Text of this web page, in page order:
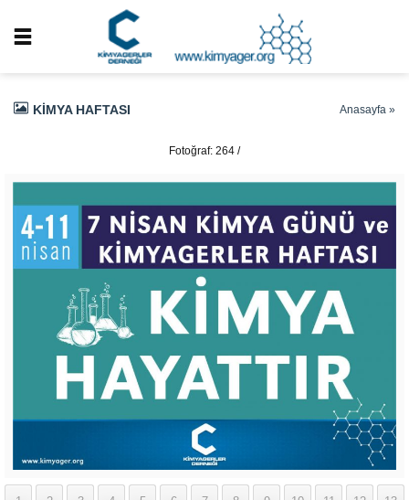
KIMYA HAFTASI Anasayfa »
Fotoğraf: 264 /